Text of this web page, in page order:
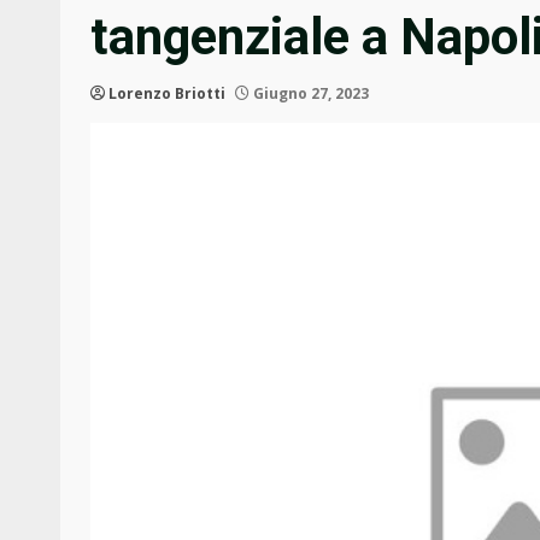
tangenziale a
Lorenzo Briotti Giugno 27, 2023